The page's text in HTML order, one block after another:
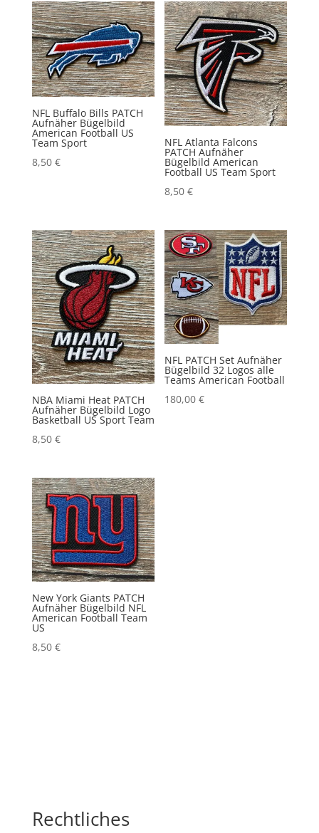
NFL Buffalo Bills PATCH
Aufnäher Bügelbild
American Football US
Team Sport
8,50 €
NFL Atlanta Falcons
PATCH Aufnäher
Bügelbild American
Football US Team Sport
8,50€
NBA Miami Heat PATCH
Aufnäher Bügelbild Logo
Basketball US Sport Team
8,50 €
NFL PATCH Set Aufnäher
Bügelbild 32 Logos alle
Teams American Football
180,00€
New York Giants PATCH
Aufnäher Bügelbild NFL
American Football Team
US
8,50 €
Rechtliches